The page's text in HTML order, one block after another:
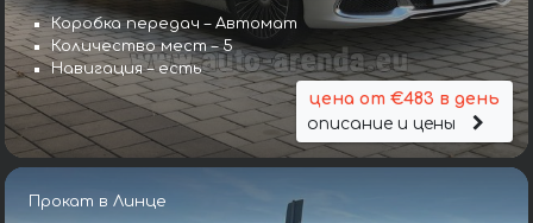
Коробка передач – Автомат
Количество мест – 5
Навигация – есть
цена от €483 в день
описание и цены
Прокат в Линце